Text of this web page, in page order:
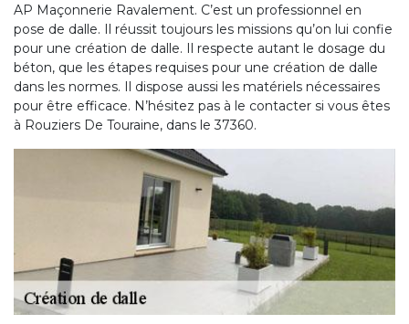
AP Maçonnerie Ravalement. C’est un professionnel en
pose de dalle. Il réussit toujours les missions qu’on lui confie
pour une création de dalle. Il respecte autant le dosage du
béton, que les étapes requises pour une création de dalle
dans les normes. Il dispose aussi les matériels nécessaires
pour être efficace. N’hésitez pas à le contacter si vous êtes
à Rouziers De Touraine, dans le 37360.